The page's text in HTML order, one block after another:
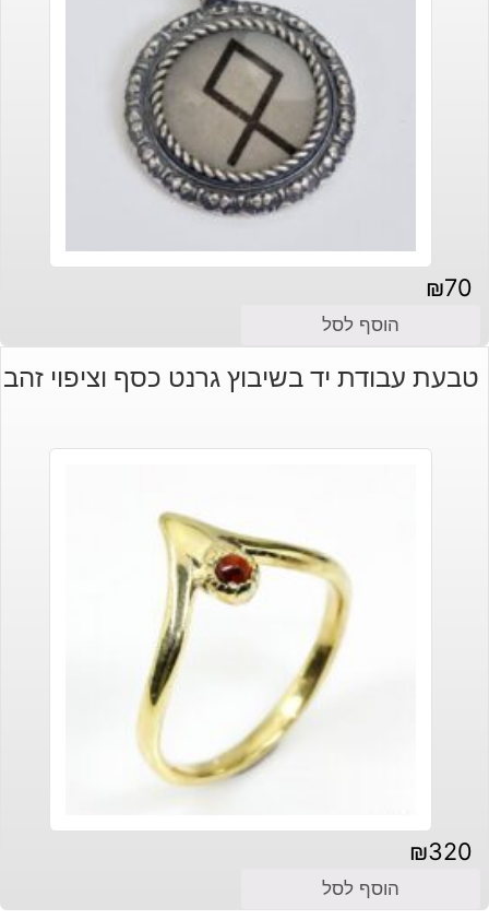
₪70
הוסף לסל
טבעת עבודת יד בשיבוץ גרנט כסף וציפוי זהב
₪320
הוסף לסל